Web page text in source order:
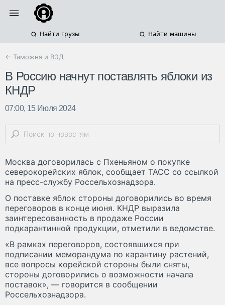
Найти грузы Найти машины
← Таможня и ВЭД
В Россию начнут поставлять яблоки из
КНДР
07:00, 15 Июля 2024
Москва договорилась с Пхеньяном о покупке
северокорейских яблок, сообщает ТАСС со ссылкой
на пресс-службу Россельхознадзора.
О поставке яблок стороны договорились во время
переговоров в конце июня. КНДР выразила
заинтересованность в продаже России
подкарантинной продукции, отметили в ведомстве.
«В рамках переговоров, состоявшихся при
подписании меморандума по карантину растений,
все вопросы корейской стороны были сняты,
стороны договорились о возможности начала
поставок», — говорится в сообщении
Россельхознадзора.